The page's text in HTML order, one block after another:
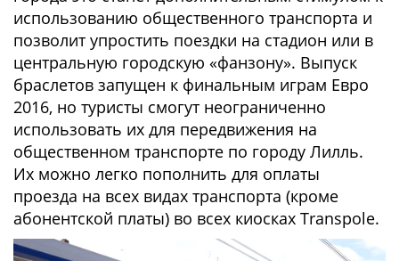
использованию общественного транспорта и
позволит упростить поездки на стадион или в
центральную городскую «фанзону». Выпуск
браслетов запущен к финальным играм Евро
2016, но туристы смогут неограниченно
использовать их для передвижения на
общественном транспорте по городу Лилль.
Их можно легко пополнить для оплаты
проезда на всех видах транспорта (кроме
абонентской платы) во всех киосках Transpole.